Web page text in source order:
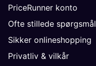
PriceRunner konto
Ofte stillede spørgsmål
Sikker onlineshopping
Privatliv & vilkår